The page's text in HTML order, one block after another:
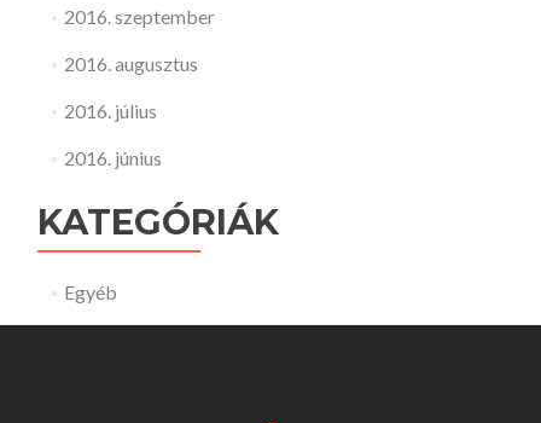
2016. szeptember
2016. augusztus
2016. július
2016. június
KATEGÓRIÁK
Egyéb